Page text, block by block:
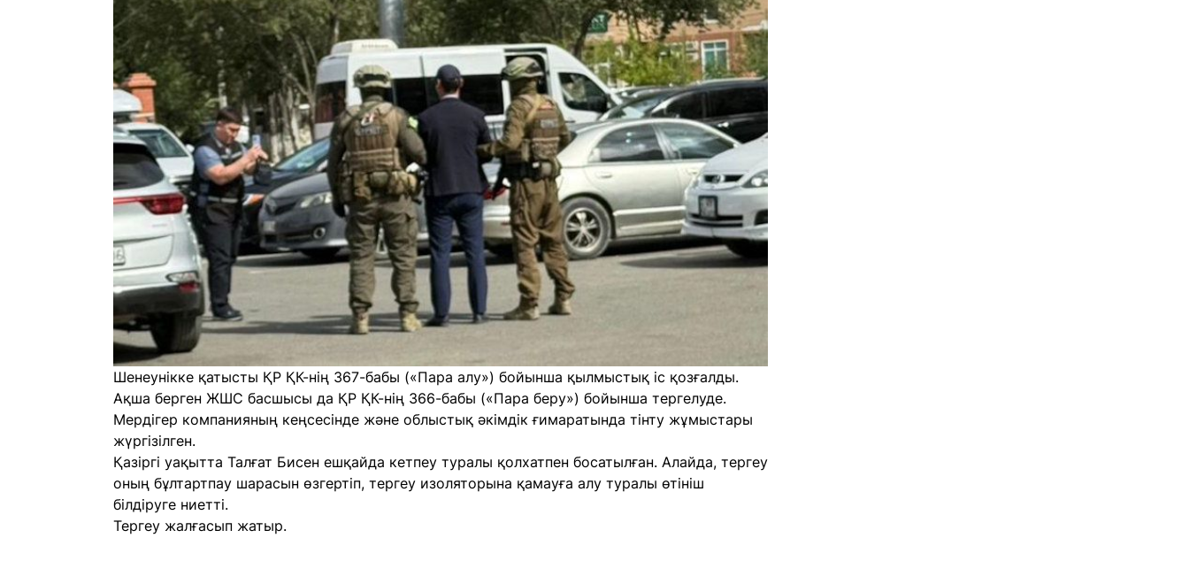
Шенеунікке қатысты ҚР ҚК-нің 367-бабы («Пара алу») бойынша қылмыстық іс қозғалды.
Ақша берген ЖШС басшысы да ҚР ҚК-нің 366-бабы («Пара беру») бойынша тергелуде.
Мердігер компанияның кеңсесінде және облыстық әкімдік ғимаратында тінту жұмыстары
жүргізілген.
Қазіргі уақытта Талғат Бисен ешқайда кетпеу туралы қолхатпен босатылған. Алайда, тергеу
оның бұлтартпау шарасын өзгертіп, тергеу изоляторына қамауға алу туралы өтініш
білдіруге ниетті.
Тергеу жалғасып жатыр.